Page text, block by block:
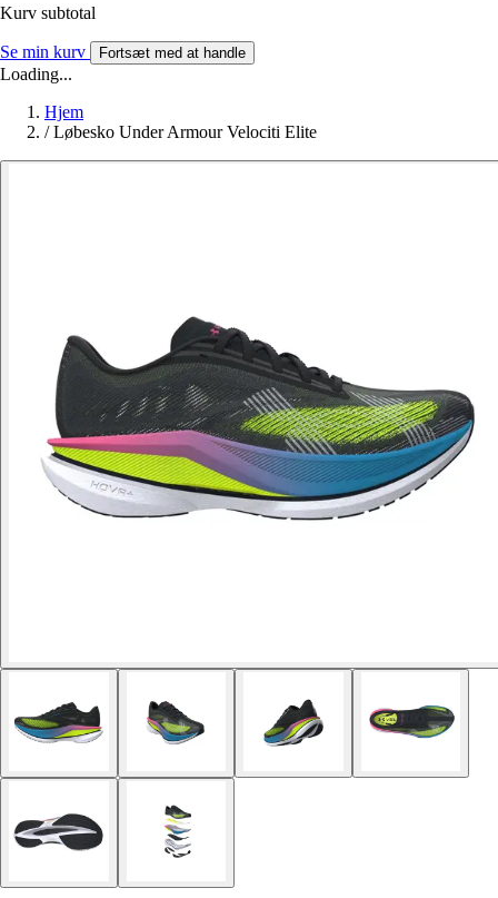
Kurv subtotal
Se min kurv Fortsæt med at handle
Loading...
Hjem
/ Løbesko Under Armour Velociti Elite